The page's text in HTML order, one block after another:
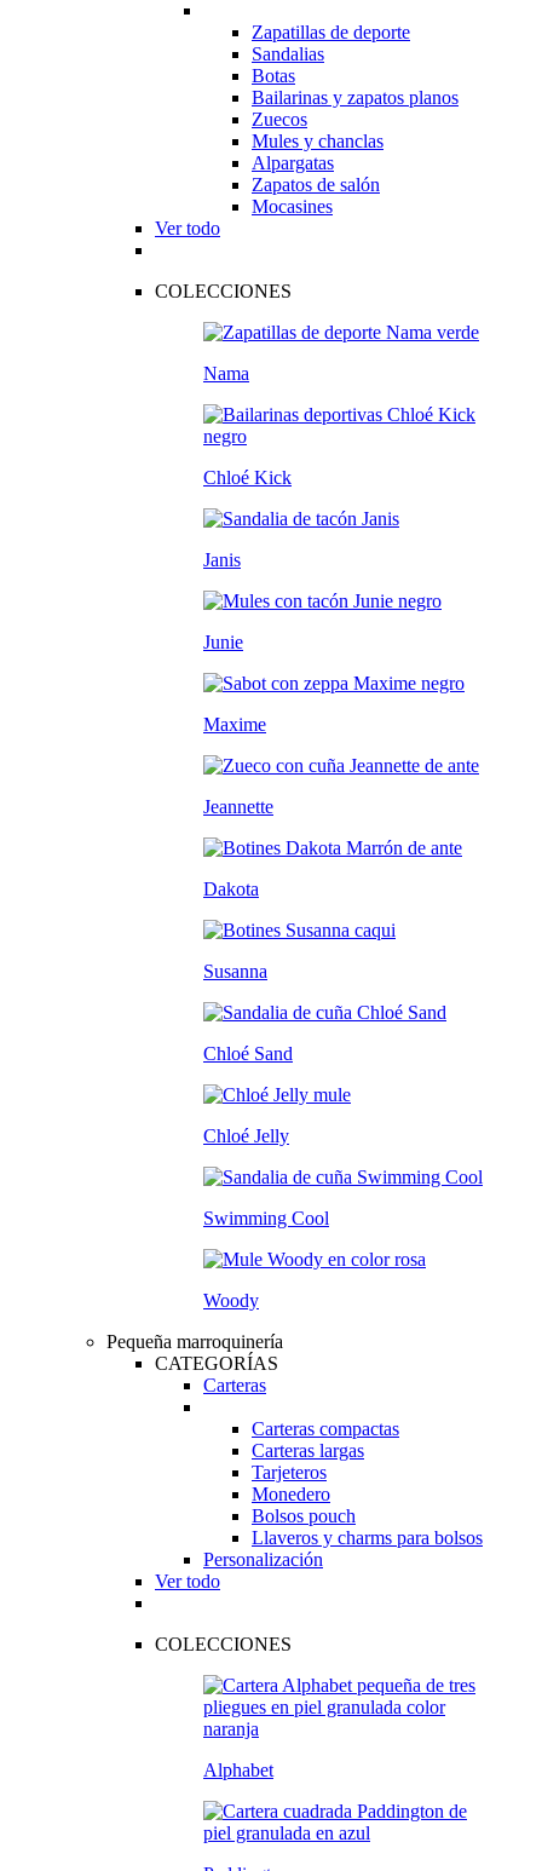
Zapatillas de deporte
Sandalias
Botas
Bailarinas y zapatos planos
Zuecos
Mules y chanclas
Alpargatas
Zapatos de salón
Mocasines
Ver todo
COLECCIONES
Nama
Chloé Kick
Janis
Junie
Maxime
Jeannette
Dakota
Susanna
Chloé Sand
Chloé Jelly
Swimming Cool
Woody
Pequeña marroquinería
CATEGORÍAS
Carteras
Carteras compactas
Carteras largas
Tarjeteros
Monedero
Bolsos pouch
Llaveros y charms para bolsos
Personalización
Ver todo
COLECCIONES
Alphabet